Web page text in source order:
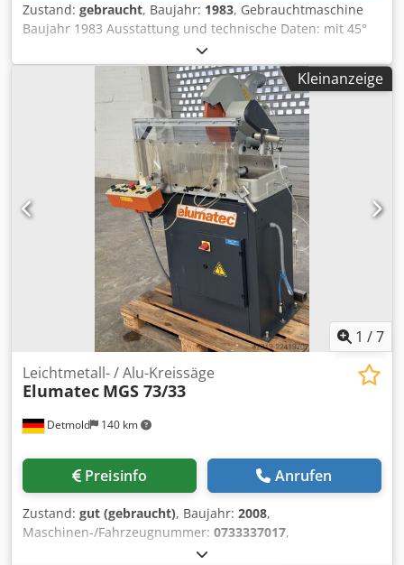
Zustand: gebraucht, Baujahr: 1983, Gebrauchtmaschine
Baujahr 1983 Ausstattung und technische Daten: mit 45°
schrägstellbarem Sägeblatt Schiebeschlitten und
Schwenkarm Maschinentisch 700 x 680 mm Höhe bis
Tischoberkante ca. 900 mm Höhenverstellung des
Kreissägeblattes ca. 55 mm max.
Kreissägenblattdurchmesser 315 mm Bohrung des
Kreissägeblattes 30 mm Größte Schnitthöhe bei 315 mm
Sägeblatt ca. 85 mm Schnittbreite ca. 400 mm größte
Schnittlänge vor dem Sägeblatt bei Verwendung des
Schiebeschlittens ca. 925 mm Größe des
Schiebeschlittentisches 780 x 340 mm Motor 3 kW - 2870
Upm Sägewellendrehzahl ca. 4600 U/min. Gewicht ca. 216
kg Crsdpfx Aajznk Dasmof Verfügbarkeit: kurzfristig
Standort: 63934 Röllbach
Kleinanzeige
1 /7
Detmold 140 km
Leichtmetall- / Alu-Kreissäge
Elumatec MGS 73/33
Preisinfo Anrufen
Zustand: gut (gebraucht), Baujahr: 2008,
Maschinen-/Fahrzeugnummer: 0733337017,
Schwenkbereich 0°- 45° nach links und rechts stufenlos